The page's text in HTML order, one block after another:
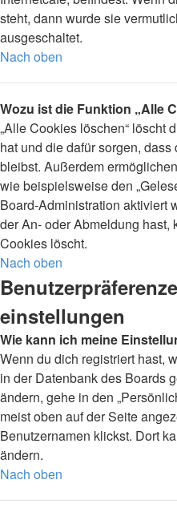
steht, dann wurde sie
ausgeschaltet.
Nach oben
Wozu ist die Funktion „Alle
„Alle Cookies löschen“ löscht
hat und die dafür sorgen,
bleibst. Außerdem
wie beispielsweise den
Board-Administration aktiviert
der An- oder Abmeldung
Cookies löscht.
Nach oben
einstellungen
Wie kann ich meine
Wenn du dich registriert hast,
in der Datenbank des Boards
ändern, gehe in den
meist oben auf der Seite
Benutzernamen klickst. Dort
ändern.
Nach oben